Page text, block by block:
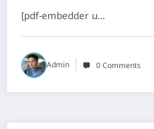
[pdf-embedder u…
Admin 0 Comments